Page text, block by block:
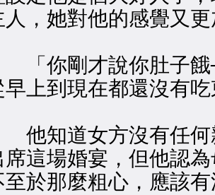
人，她對他的感覺又
你剛才說你肚子餓
早上到現在都還沒有
知道女方沒有任何
席這場婚宴，但他認
至於那麼粗心，應該